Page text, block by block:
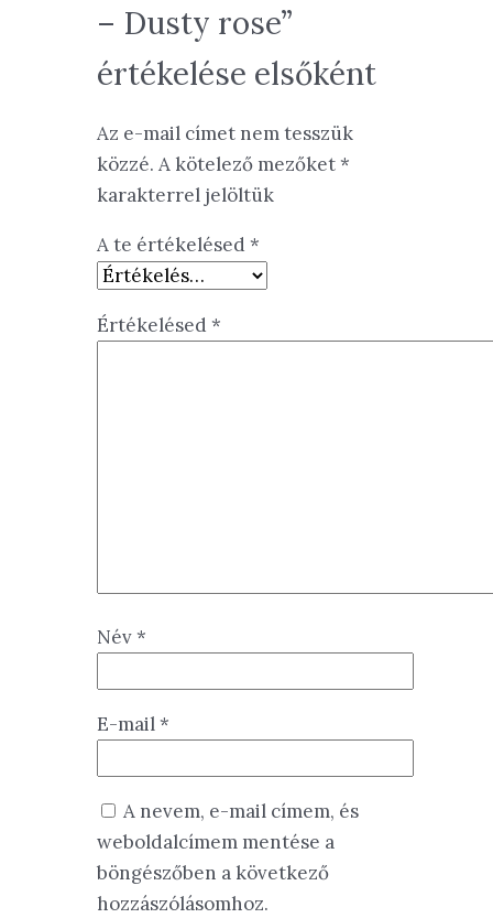
– Dusty rose”
értékelése elsőként
Az e-mail címet nem tesszük
közzé. A kötelező mezőket*
karakterrel jelöltük
A te értékelésed *
Értékelésed *
Név*
E-mail*
A nevem, e-mail címem, és
weboldalcímem mentése a
böngészőben a következő
hozzászólásomhoz.